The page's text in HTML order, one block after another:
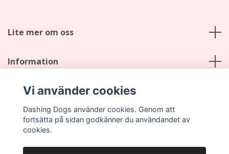
Lite mer om oss
Information
Social Media
Vi använder cookies
Dashing Dogs använder cookies. Genom att
fortsätta på sidan godkänner du användandet av
cookies.